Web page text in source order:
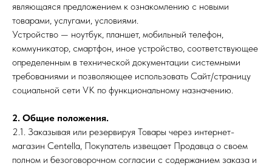
являющаяся предложением к ознакомлению с новыми
товарами, услугами, условиями.
Устройство — ноутбук, планшет, мобильный телефон,
коммуникатор, смартфон, иное устройство, соответствующее
определенным в технической документации системными
требованиями и позволяющее использовать Сайт/страницу
социальной сети VK по функциональному назначению.
2. Общие положения.
2.1. Заказывая или резервируя Товары через интернет-
магазин Centella, Покупатель извещает Продавца о своем
полном и безоговорочном согласии с содержанием заказа и